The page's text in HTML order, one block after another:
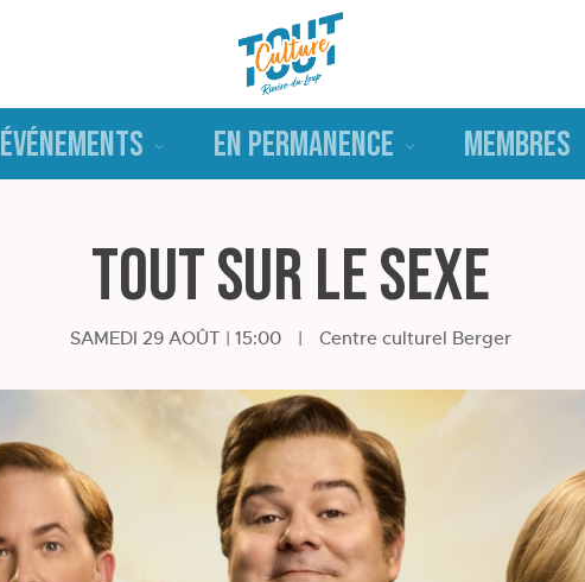
ÉVÉNEMENTS EN PERMANENCE MEMBRES
Tout sur le sexe
SAMEDI 29 AOÛT | 15:00 | Centre culturel Berger